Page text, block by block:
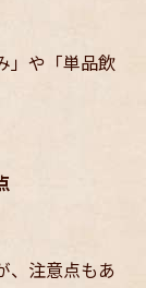
」や「単品飲
、注意点もあ